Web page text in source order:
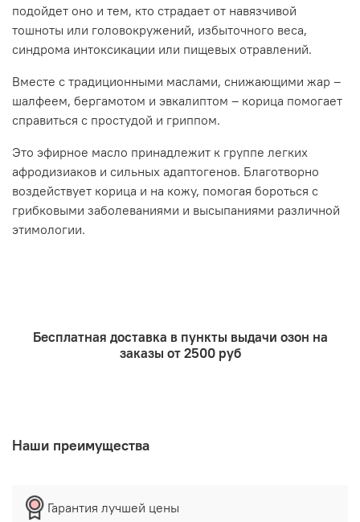
косметический крем
уход за телом при целлюлите
комплексный уход за волосами
парфюмерия
аромадизайн помещений
Условия хранения:хранить в помещениях, защищенных
от атмосферных осадков и солнечных лучей при
температуре не ниже +10℃ и не выше +30℃. Хранить в
плотно закрытой таре.
Меры предосторожности:
аллергии: на локтевой сгиб наносится капля
разведенного в базовом масле эфирного масла и
подойдет оно и тем, кто страдает от навязчивой
тошноты или головокружений, избыточного веса,
синдрома интоксикации или пищевых отравлений.
Вместе с традиционными маслами, снижающими жар –
шалфеем, бергамотом и эвкалиптом – корица помогает
справиться с простудой и гриппом.
Это эфирное масло принадлежит к группе легких
афродизиаков и сильных адаптогенов. Благотворно
воздействует корица и на кожу, помогая бороться с
грибковыми заболеваниями и высыпаниями различной
этимологии.
Бесплатная доставка в пункты выдачи озон на
заказы от 2500 руб
Наши преимущества
Гарантия лучшей цены